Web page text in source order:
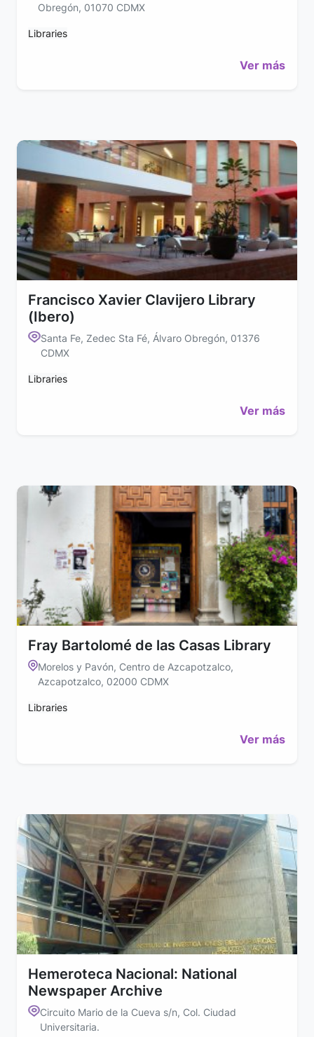
Obregón, 01070 CDMX
Libraries
Ver más
Francisco Xavier Clavijero Library
(Ibero)
Santa Fe, Zedec Sta Fé, Álvaro Obregón, 01376
CDMX
Libraries
Ver más
Fray Bartolomé de las Casas Library
Morelos y Pavón, Centro de Azcapotzalco,
Azcapotzalco, 02000 CDMX
Libraries
Ver más
Hemeroteca Nacional: National
Newspaper Archive
Circuito Mario de la Cueva s/n, Col. Ciudad
Universitaria.